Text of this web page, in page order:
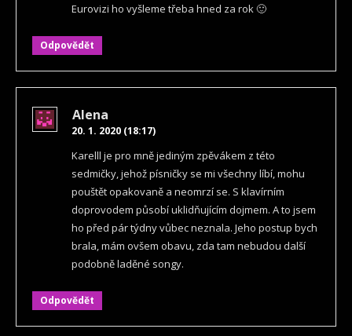
Eurovizi ho vyšleme třeba hned za rok 🙂
Odpovědět
Alena
20. 1. 2020 (18:17)
Karelll je pro mně jediným zpěvákem z této
sedmičky, jehož písničky se mi všechny líbí, mohu
pouštět opakovaně a neomrzí se. S klavírním
doprovodem působí uklidňujícím dojmem. A to jsem
ho před pár týdny vůbec neznala. Jeho postup bych
brala, mám ovšem obavu, zda tam nebudou další
podobně laděné songy.
Odpovědět